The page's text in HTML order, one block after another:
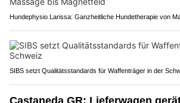
Hundephysio Larissa: Ganzheitliche Hundetherapie von
SIBS setzt Qualitätsstandards für Waffenträger in der